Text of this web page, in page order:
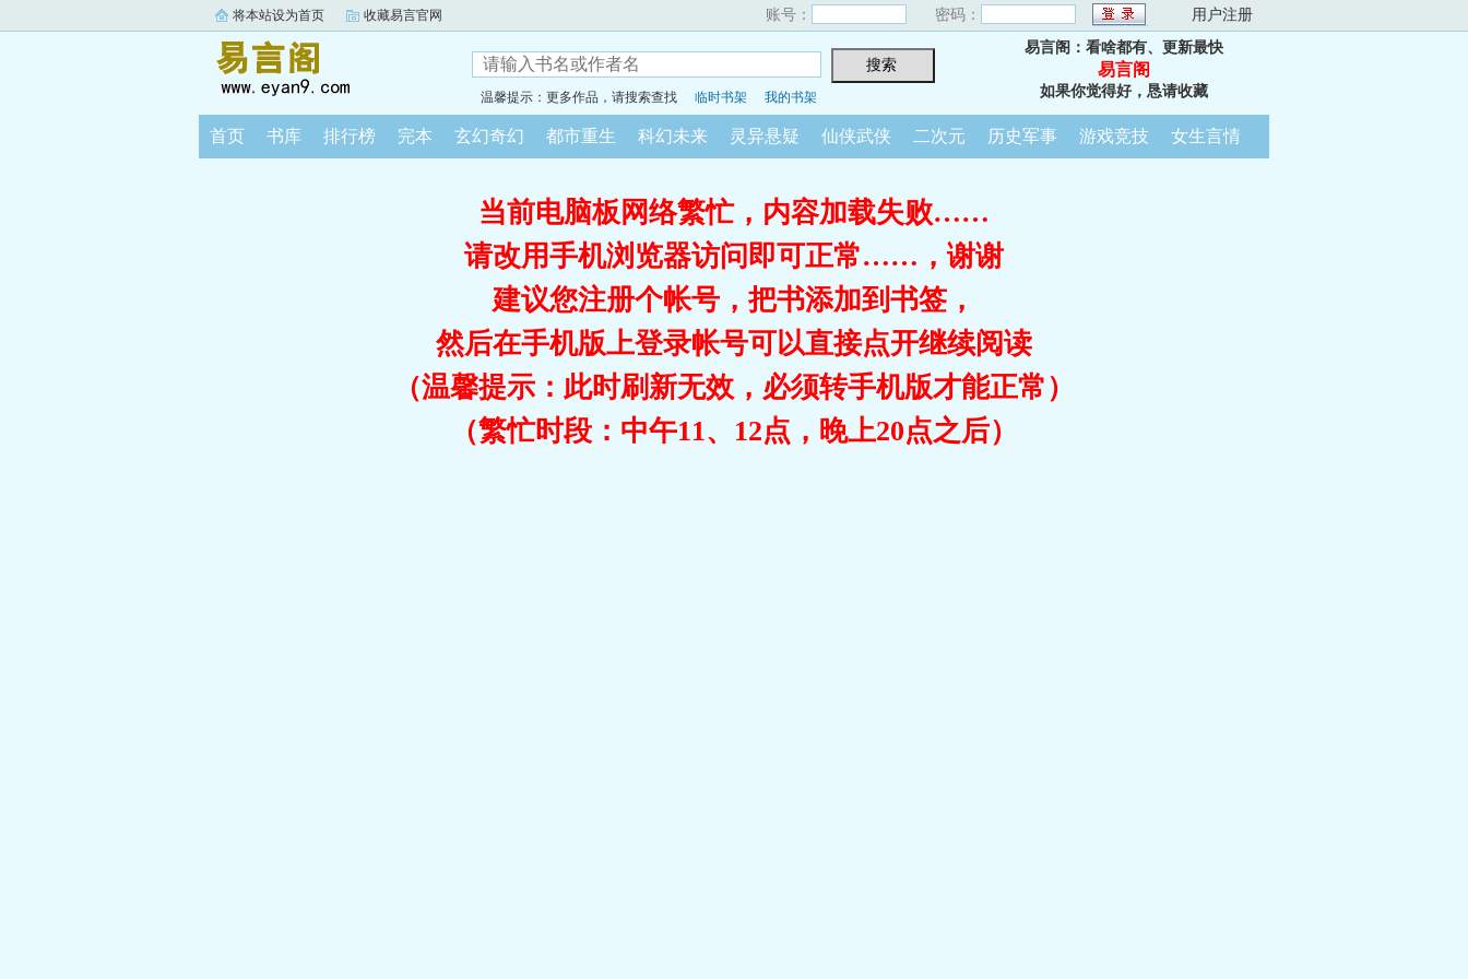
将本站设为首页 收藏易言官网 账号： 密码： 用户注册
温馨提示：更多作品，请搜索查找 临时书架 我的书架
易言阁：看啥都有、更新最快
易言阁
如果你觉得好，恳请收藏
首页 书库 排行榜 完本 玄幻奇幻 都市重生 科幻未来 灵异悬疑 仙侠武侠 二次元 历史军事 游戏竞技 女生言情
当前电脑板网络繁忙，内容加载失败……
请改用手机浏览器访问即可正常……，谢谢
建议您注册个帐号，把书添加到书签，
然后在手机版上登录帐号可以直接点开继续阅读
（温馨提示：此时刷新无效，必须转手机版才能正常）
（繁忙时段：中午11、12点，晚上20点之后）